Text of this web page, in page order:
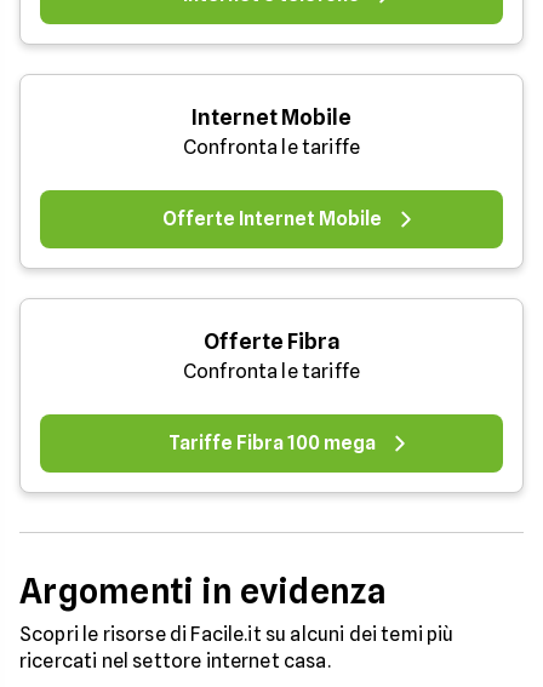
Internet Mobile
Confronta le tariffe
Offerte Internet Mobile
Offerte Fibra
Confronta le tariffe
Tariffe Fibra 100 mega
Argomenti in evidenza
Scopri le risorse di Facile.it su alcuni dei temi più
ricercati nel settore internet casa.